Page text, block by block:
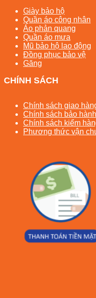
Giày bảo hộ
Quần áo công nhân
Áo phản quang
Quần áo mưa
Mũ bảo hộ lao động
Đồng phục bảo vệ
Găng
CHÍNH SÁCH
Chính sách giao
Chính sách bảo hành
Chính sách kiểm
Phương thức vận